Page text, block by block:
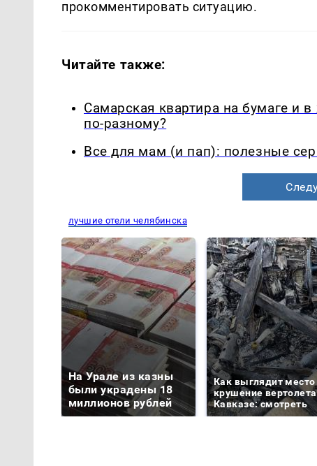
прокомментировать ситуацию.
Читайте также:
Самарская квартира на бумаге и
по-разному?
Все для мам (и пап): полезные
лучшие отели челябинска
На Урале из казны
были украдены 18
миллионов рублей
Как выглядит место
крушение
Кавказе: смотреть